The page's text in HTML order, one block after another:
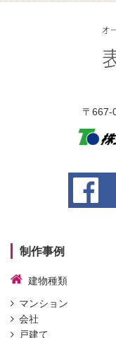
〒667-
制作事例
建物種類
マンション
会社
戸建て